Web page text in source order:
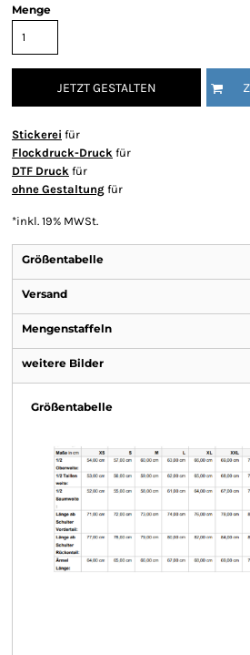
Menge
JETZT GESTALTEN
Stickerei für
Flockdruck-Druck für
DTF Druck für
ohne Gestaltung für
*inkl. 19% MWSt.
Größentabelle
Versand
Mengenstaffeln
weitere Bilder
Größentabelle